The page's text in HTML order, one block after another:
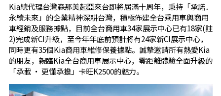
Kia總代理台灣森那美起亞來台即將屆滿十周年，秉持「承諾．
永續未來」的企業精神深耕台灣，積極佈建全台乘用車與商用
車經銷及服務據點，目前全台商用車34家展示中心已有18家(註
2)完成新CI升級，至今年年底前預計將有24家新CI展示中心，
同時更有35個Kia商用車維修保養據點。誠摯邀請所有熱愛Kia
的朋友，親臨Kia全台商用車展示中心，零距離體驗全面升級的
「承載 ‧ 更懂承擔」卡旺K2500的魅力。